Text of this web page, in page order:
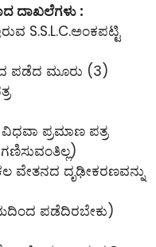
ದಾಖಲೆಗಳು :
S.S.L.C.ಅಂಕಪಟ್ಟಿ
ಪಡೆದ ಮೂರು (3)
ಪ್ರಮಾಣ ಪತ್ರ
ವೇತನದ ದೃಢೀಕರಣವನ್ನು
ಪಡೆದಿರಬೇಕು)